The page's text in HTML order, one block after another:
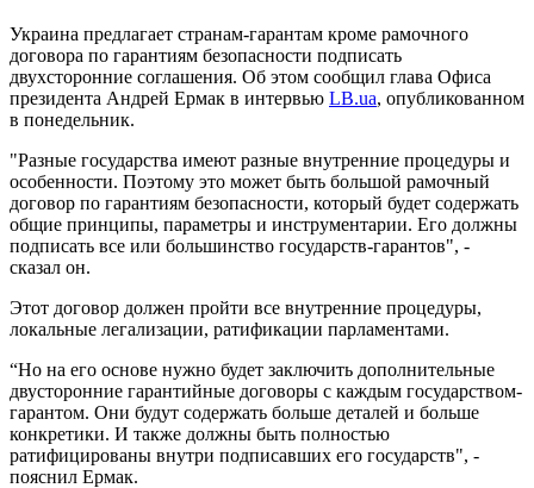
Украина предлагает странам-гарантам кроме рамочного
договора по гарантиям безопасности подписать
двухсторонние соглашения. Об этом сообщил глава Офиса
президента Андрей Ермак в интервью LB.ua, опубликованном
в понедельник.
"Разные государства имеют разные внутренние процедуры и
особенности. Поэтому это может быть большой рамочный
договор по гарантиям безопасности, который будет содержать
общие принципы, параметры и инструментарии. Его должны
подписать все или большинство государств-гарантов", -
сказал он.
Этот договор должен пройти все внутренние процедуры,
локальные легализации, ратификации парламентами.
“Но на его основе нужно будет заключить дополнительные
двусторонние гарантийные договоры с каждым государством-
гарантом. Они будут содержать больше деталей и больше
конкретики. И также должны быть полностью
ратифицированы внутри подписавших его государств", -
пояснил Ермак.